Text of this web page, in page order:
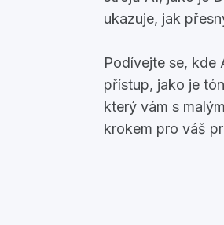
ukazuje, jak
Podívejte se, kde
přístup, jako je
který vám s
krokem pro váš